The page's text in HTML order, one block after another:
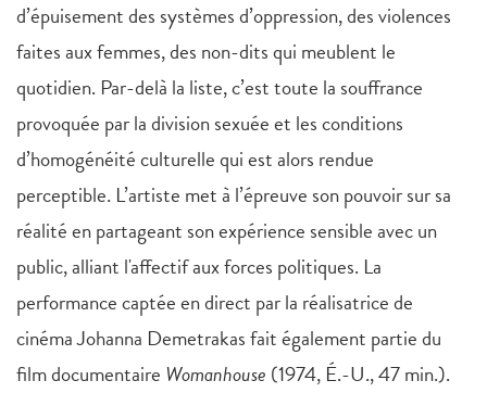
d’épuisement des systèmes d’oppression, des violences
faites aux femmes, des non-dits qui meublent le
quotidien. Par-delà la liste, c’est toute la souffrance
provoquée par la division sexuée et les conditions
d’homogénéité culturelle qui est alors rendue
perceptible. L’artiste met à l’épreuve son pouvoir sur sa
réalité en partageant son expérience sensible avec un
public, alliant l'affectif aux forces politiques. La
performance captée en direct par la réalisatrice de
cinéma Johanna Demetrakas fait également partie du
film documentaire Womanhouse (1974, É.-U., 47 min.).